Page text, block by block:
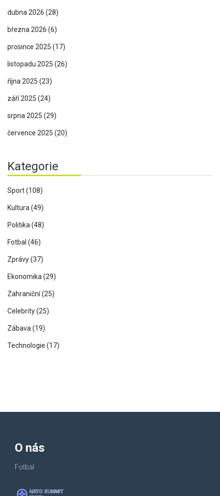
dubna 2026 (28)
března 2026 (6)
prosince 2025 (17)
listopadu 2025 (26)
října 2025 (23)
září 2025 (24)
srpna 2025 (29)
července 2025 (20)
Kategorie
Sport(108)
Kultura(49)
Politika(48)
Fotbal (46)
Zprávy(37)
Ekonomika(29)
Zahraniční(25)
Celebrity(25)
Zábava(19)
Technologie (17)
O nás
Fotbal